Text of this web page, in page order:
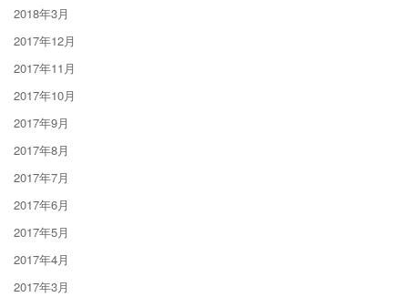
2018年3月
2017年12月
2017年11月
2017年10月
2017年9月
2017年8月
2017年7月
2017年6月
2017年5月
2017年4月
2017年3月